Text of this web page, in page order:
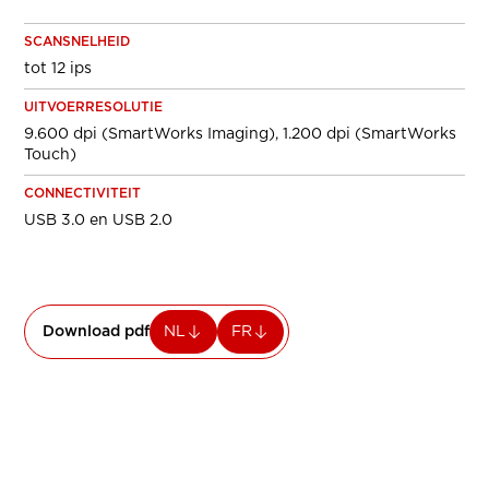
SCANSNELHEID
tot 12 ips
UITVOERRESOLUTIE
9.600 dpi (SmartWorks Imaging), 1.200 dpi (SmartWorks
Touch)
CONNECTIVITEIT
USB 3.0 en USB 2.0
Download pdf NL FR